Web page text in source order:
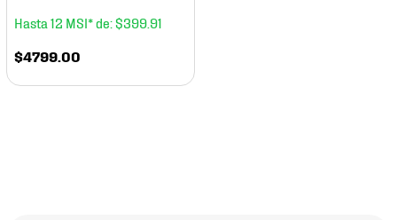
12 $399 91
$4799.00